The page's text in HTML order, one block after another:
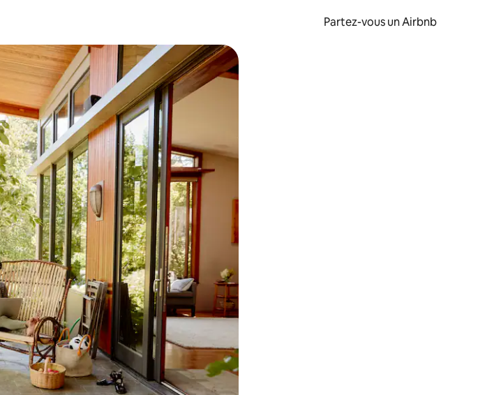
Partez-vous un Airbnb
et vers le bas, ou en appuyant dessus et en les faisant glisser.